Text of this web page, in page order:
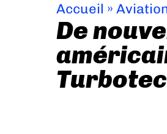
Accueil »
De